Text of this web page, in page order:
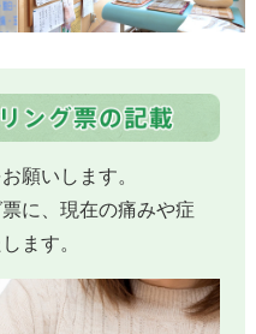
願いします。
に、現在の痛みや症
ます。